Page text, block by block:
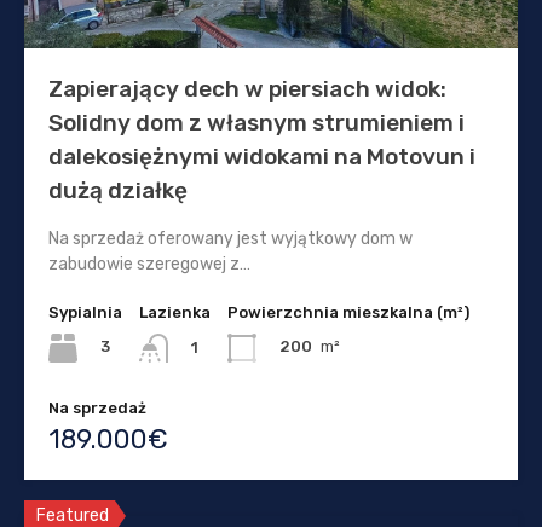
Zapierający dech w piersiach widok:
Solidny dom z własnym strumieniem i
dalekosiężnymi widokami na Motovun i
dużą działkę
Na sprzedaż oferowany jest wyjątkowy dom w
zabudowie szeregowej z…
Sypialnia
3
Lazienka
1
Powierzchnia mieszkalna (m²)
200 m²
Na sprzedaż
189.000€
Featured